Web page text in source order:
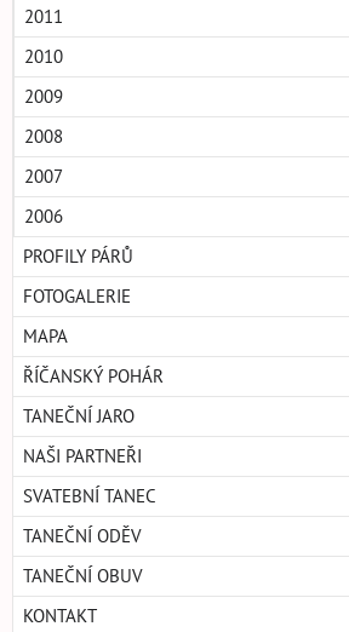
2011
2010
2009
2008
2007
2006
PROFILY PÁRŮ
FOTOGALERIE
MAPA
ŘÍČANSKÝ POHÁR
TANEČNÍ JARO
NAŠI PARTNEŘI
SVATEBNÍ TANEC
TANEČNÍ ODĚV
TANEČNÍ OBUV
KONTAKT